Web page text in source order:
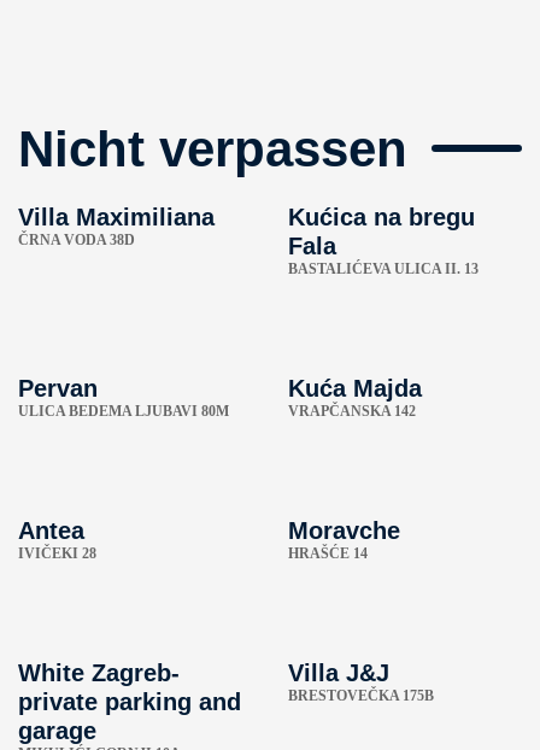
Nicht verpassen
Villa Maximiliana
ČRNA VODA 38D
Kućica na bregu
Fala
BASTALIĆEVA ULICA II. 13
Pervan
ULICA BEDEMA LJUBAVI 80M
Kuća Majda
VRAPČANSKA 142
Antea
IVIČEKI 28
Moravche
HRAŠĆE 14
White Zagreb-
private parking and
garage
Villa J&J
BRESTOVEČKA 175B